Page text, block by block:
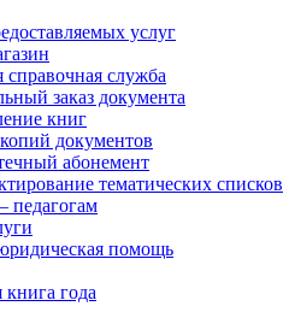
услуг
справочная служба
заказ документа
книг
документов
абонемент
тематических списков
педагогам
помощь
книга года